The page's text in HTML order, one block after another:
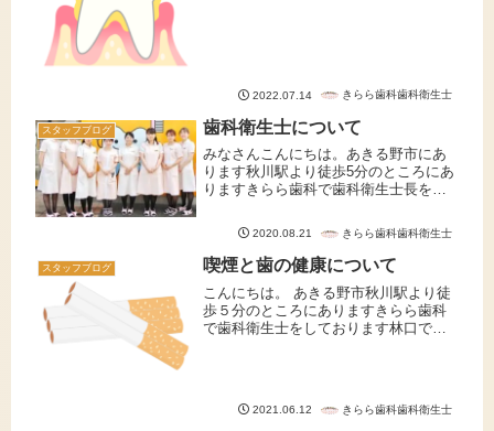
2022.07.14 きらら歯科歯科衛生士
スタッフブログ 歯科衛生士について
みなさんこんにちは。あきる野市にあ
ります秋川駅より徒歩5分のところにあ
りますきらら歯科で歯科衛生士長をし
れが出てくる頃ですが皆様ご体調いか
ごですか？疲れがたまることでお口の
中に症状が出ることもありますので
な...
2020.08.21 きらら歯科歯科衛生士
スタッフブログ 喫煙と歯の健康について
こんにちは。 あきる野市秋川駅より徒
歩５分のところにありますきらら歯科
で歯科衛生士をしております林口で
2021.06.12 きらら歯科歯科衛生士